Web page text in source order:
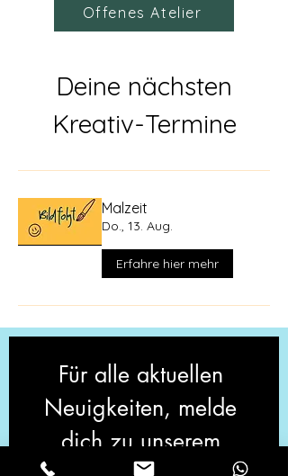
Offenes Atelier
Deine nächsten
Kreativ-Termine
Malzeit
Do., 13. Aug.
Erfahre hier mehr
Für alle aktuellen
Neuigkeiten, melde
dich zu unserem